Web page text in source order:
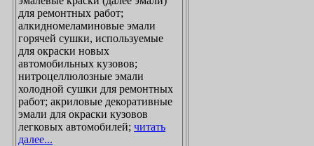
для ремонтных работ;
алкидномеламиновые эмали
горячей сушки, используемые
для окраски новых
автомобильных кузовов;
нитроцеллюлозные эмали
холодной сушки для ремонтных
работ; акриловые декоративные
эмали для окраски кузовов
легковых автомобилей; читать
далее...